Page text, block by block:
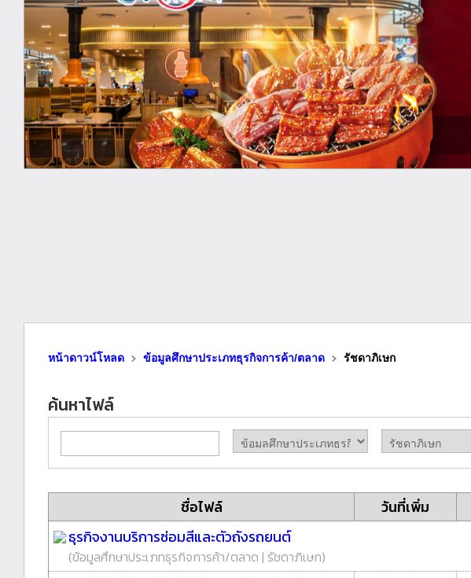
หน้าดาวน์โหลด ข้อมูลศึกษาประเภทธุรกิจการค้า/ตลาด รัชดาภิเษก
ค้นหาไฟล์
ชื่อไฟล์ วันที่เพิ่ม
ธุรกิจงานบริการซ่อมสีและตัวถังรถยนต์
(ข้อมูลศึกษาประเภทธุรกิจการค้า/ตลาด | รัชดาภิเษก)